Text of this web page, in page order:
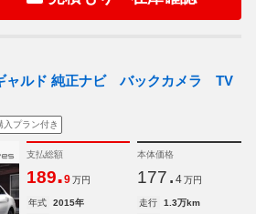
ャルド 純正ナビ バックカメラ TV
入プラン付き
支払総額
189.9 万円
本体価格
177. 4 万円
年式 2015年 走行
1.3万km